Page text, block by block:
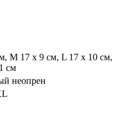
М 17 х 9 см, L 17 х 10 см,
см
неопрен